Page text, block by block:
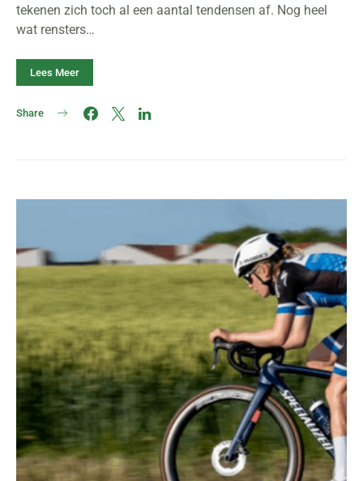
tekenen zich toch al een aantal tendensen af. Nog heel
wat rensters…
Lees Meer
Share